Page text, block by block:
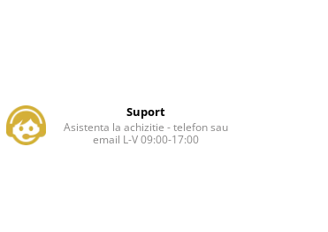
Suport
Asistenta la achizitie - telefon sau
email L-V 09:00-17:00